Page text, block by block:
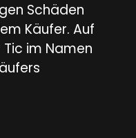
Schäden
Käufer. Auf
im Namen